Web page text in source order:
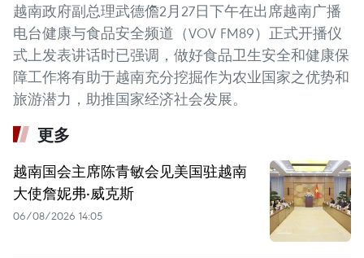
越南政府副总理武德儋2月27日下午在出席越南广播
电台健康与食品安全频道（VOV FM89）正式开播仪
式上发表讲话时已强调，做好食品卫生安全和健康保
障工作将有助于越南充分挖掘作为农业国家之优势和
旅游潜力，助推国家经济社会发展。
更多
越南国会主席陈青敏会见美国驻越南
大使詹妮弗·威克斯
06/08/2026 14:05